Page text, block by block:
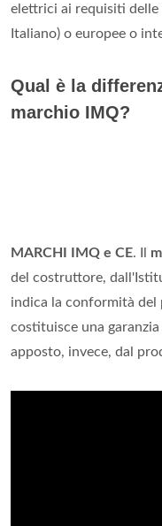
elettrici ai requisiti
Italiano) o europee o
Qual è la
marchio IMQ?
MARCHI IMQ e CE. Il
del costruttore,
indica la conformità del
costituisce una
apposto, invece, dal